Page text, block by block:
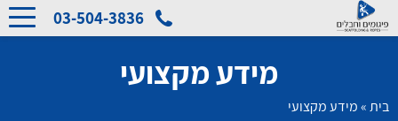
03-504-3836
מידע מקצועי
בית»מידע מקצועי